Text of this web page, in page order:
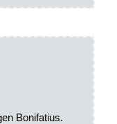
Bonifatius.